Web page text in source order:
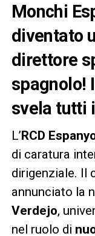
Monchi
diventato
direttore
spagnolo!
svela tutti
L’RCD
di caratura
dirigenziale. Il
annunciato la
Verdejo,
nel ruolo di